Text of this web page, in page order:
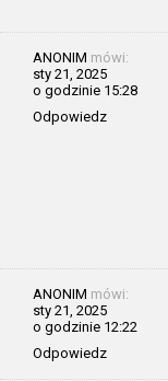
ANONIM mówi:
sty 21, 2025
o godzinie 15:28
Odpowiedz
ANONIM mówi:
sty 21, 2025
o godzinie 12:22
Odpowiedz